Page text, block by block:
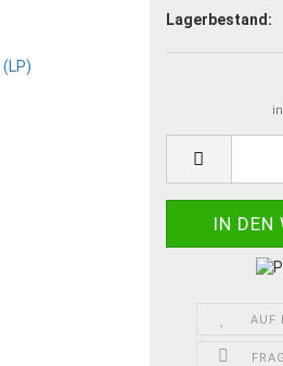
Lagerbestand:
AUF